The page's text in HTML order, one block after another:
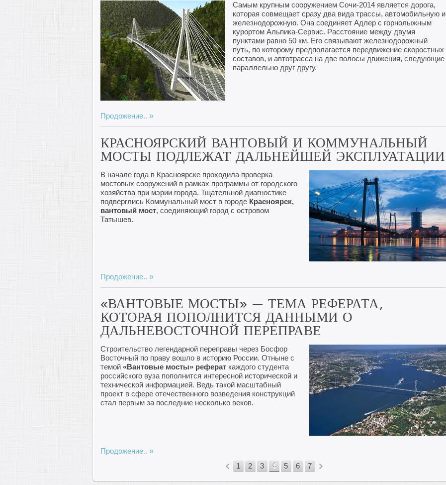
Самым крупным сооружением Сочи-2014 является дорога,
которая совмещает сразу два вида трассы, автомобильную и
железнодорожную. Она соединяет Адлер с горнолыжным
курортом Альпика-Сервис. Расстояние между двумя
пунктами равно 50 км. Его связывают железнодорожный
путь, по которому предполагается передвижение скоростных
составов, и автотрасса на две полосы движения, следующие
параллельно друг другу.
Продожение..
КРАСНОЯРСКИЙ ВАНТОВЫЙ И КОММУНАЛЬНЫЙ
МОСТЫ ПОДЛЕЖАТ ДАЛЬНЕЙШЕЙ ЭКСПЛУАТАЦИИ
В начале года в Красноярске проходила проверка
мостовых сооружений в рамках программы от городского
хозяйства при мэрии города. Тщательной диагностике
подверглись Коммунальный мост в городе Красноярск,
вантовый мост, соединяющий город с островом
Татышев.
Продожение..
«ВАНТОВЫЕ МОСТЫ» — ТЕМА РЕФЕРАТА,
КОТОРАЯ ПОПОЛНИТСЯ ДАННЫМИ О
ДАЛЬНЕВОСТОЧНОЙ ПЕРЕПРАВЕ
Строительство легендарной переправы через Босфор
Восточный по праву вошло в историю России. Отныне с
темой «Вантовые мосты» реферат каждого студента
российского вуза пополнится интересной исторической и
технической информацией. Ведь такой масштабный
проект в сфере отечественного возведения конструкций
стал первым за последние несколько веков.
Продожение..
«
1 2 3 4 5 6 7